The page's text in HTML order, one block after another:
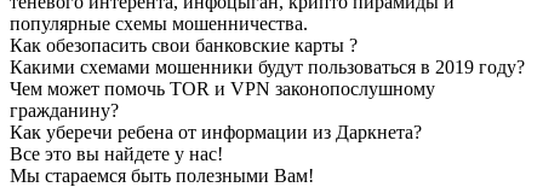
популярные схемы мошенничества.
Как обезопасить свои банковские карты ?
Какими схемами мошенники будут пользоваться в 2019 году?
Чем может помочь TOR и VPN законопослушному
гражданину?
Как уберечи ребена от информации из Даркнета?
Все это вы найдете у нас!
Мы стараемся быть полезными Вам!